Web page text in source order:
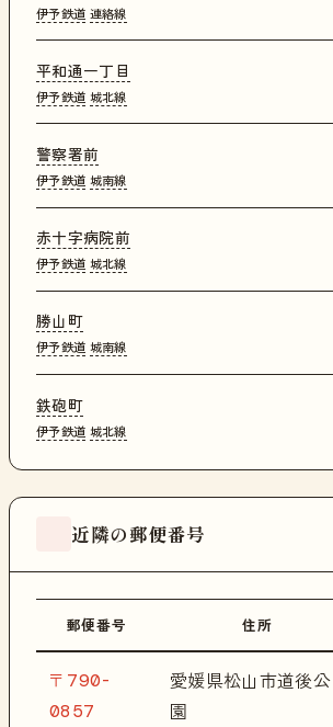
伊予鉄道 連絡線
平和通一丁目
伊予鉄道 城北線
警察署前
伊予鉄道 城南線
赤十字病院前
伊予鉄道 城北線
勝山町
伊予鉄道 城南線
鉄砲町
伊予鉄道 城北線
近隣の郵便番号
郵便番号 住所
〒790-
0857
愛媛県松山市道後公
園